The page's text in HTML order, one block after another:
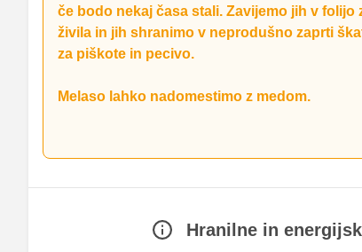
če bodo nekaj časa stali. Zavijemo jih v folijo
živila in jih shranimo v neprodušno zaprti
za piškote in pecivo.
Melaso lahko nadomestimo z medom.
Praznični punč z rumom
dišavami.
Hranilne in